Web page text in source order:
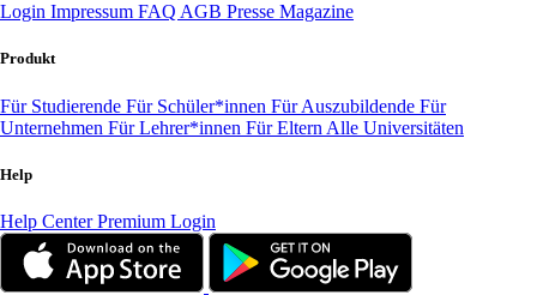
Login Impressum FAQ AGB Presse Magazine
Produkt
Für Studierende Für Schüler*innen Für Auszubildende Für
Unternehmen Für Lehrer*innen Für Eltern Alle Universitäten
Help
Help CenterPremium Login